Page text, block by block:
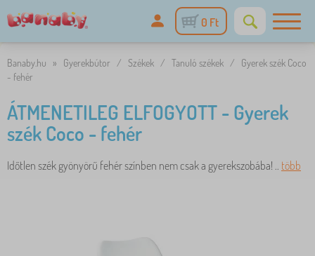
0 Ft
Banaby.hu » Gyerekbútor / Székek / Tanuló székek /
Gyerek szék Coco
- fehér
ÁTMENETILEG ELFOGYOTT - Gyerek
szék Coco - fehér
Időtlen szék gyönyörű fehér színben nem csak a gyerekszobába! .. több